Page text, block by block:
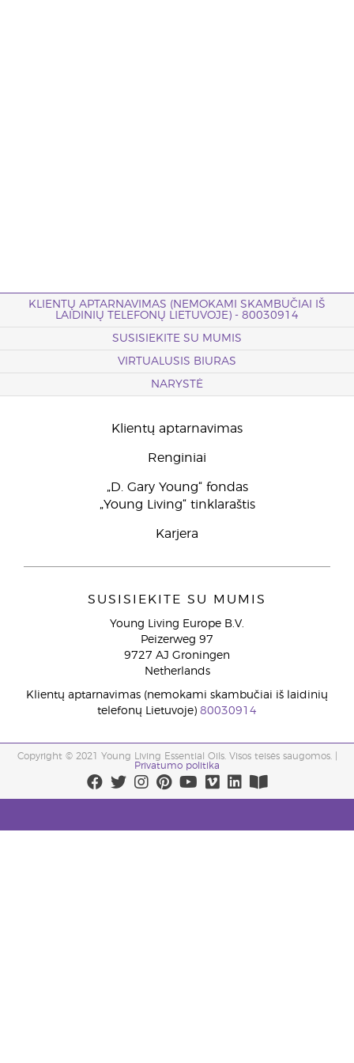
KLIENTŲ APTARNAVIMAS (NEMOKAMI SKAMBUČIAI IŠ
LAIDINIŲ TELEFONŲ LIETUVOJE) - 80030914
SUSISIEKITE SU MUMIS
VIRTUALUSIS BIURAS
NARYSTĖ
Klientų aptarnavimas
Renginiai
„D. Gary Young“ fondas
„Young Living“ tinklaraštis
Karjera
SUSISIEKITE SU MUMIS
Young Living Europe B.V.
Peizerweg 97
9727 AJ Groningen
Netherlands
Klientų aptarnavimas (nemokami skambučiai iš laidinių
telefonų Lietuvoje) 80030914
Copyright © 2021 Young Living Essential Oils. Visos teisės saugomos. |
Privatumo politika